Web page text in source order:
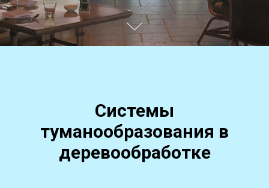
Системы
туманообразования в
деревообработке